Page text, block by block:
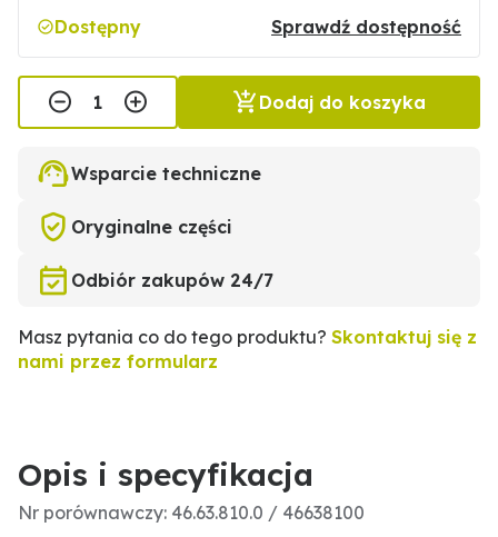
Dostępny Sprawdź dostępność
Dodaj do koszyka
Wsparcie techniczne
Oryginalne części
Odbiór zakupów 24/7
Masz pytania co do tego produktu? Skontaktuj się z
nami przez formularz
Opis i specyfikacja
Nr porównawczy: 46.63.810.0 / 46638100